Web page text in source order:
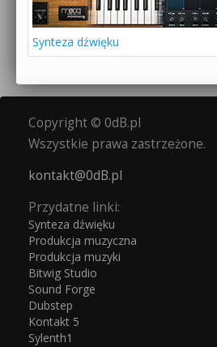
Synteza dźwięku
Copyright © 0dB.pl
Wszystkie prawa zastrzeżone.
kontakt@0dB.pl
Przydatne linki:
Synteza dźwięku
Produkcja muzyczna
Produkcja muzyki
Bitwig Studio
Sound Forge
Dubstep
Kontakt 5
Sylenth1